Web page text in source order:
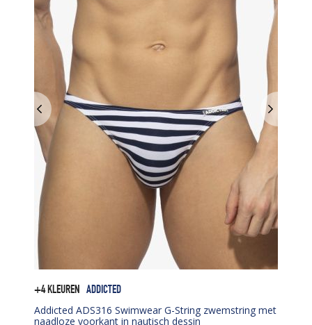
+4 KLEUREN ADDICTED
Addicted ADS316 Swimwear G-String zwemstring met
naadloze voorkant in nautisch dessin